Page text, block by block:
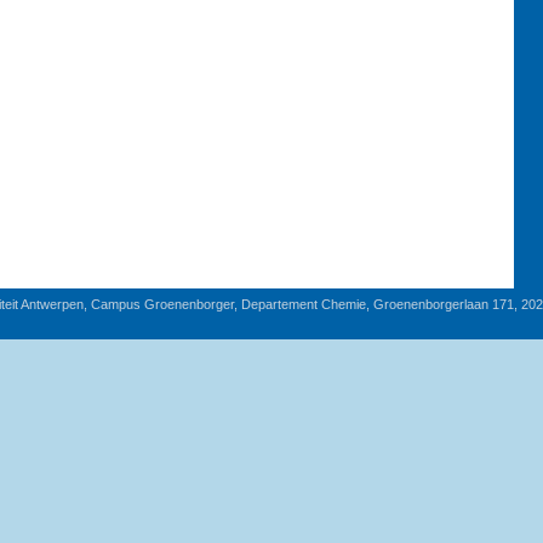
Antwerpen, Campus Groenenborger, Departement Chemie, Groenenborgerlaan 171,